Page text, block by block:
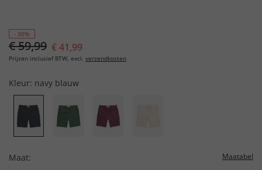
- 30%
€ 59,99 € 41,99
Prijzen inclusief BTW, excl. verzendkosten
Kleur: navy blauw
Maat: Maatabel